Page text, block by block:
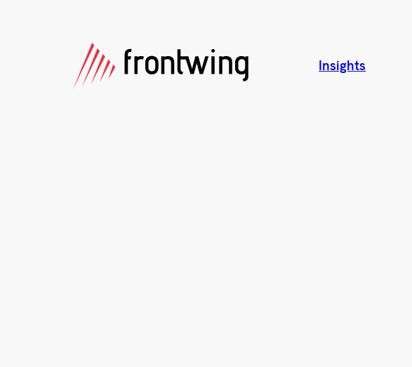
Insights